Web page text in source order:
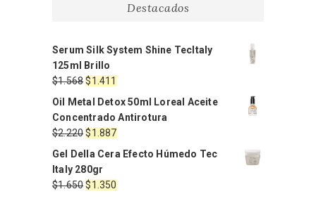
Destacados
Serum Silk System Shine TecItaly
125ml Brillo
$1.568El
precio
original
era:
$1.568.
$1.411
precio
actual
es:
$1.411.
Oil Metal Detox 50ml Loreal Aceite
Concentrado Antirotura
$2.220El
precio
original
era:
$2.220.
$1.887El
precio
es:
$1.887.
Gel Della Cera Efecto Húmedo Tec
Italy 280gr
$1.650El
$1.350